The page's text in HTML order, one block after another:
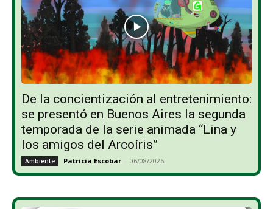
De la concientización al entretenimiento:
se presentó en Buenos Aires la segunda
temporada de la serie animada “Lina y
los amigos del Arcoíris”
Ambiente Patricia Escobar - 06/08/2026